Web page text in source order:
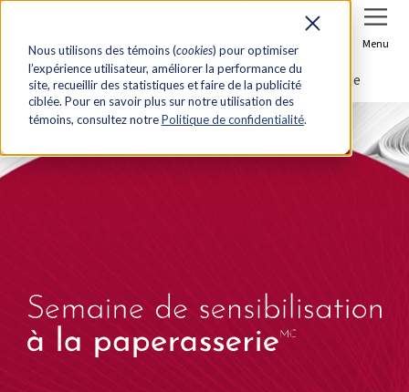
Nous utilisons des témoins (cookies) pour optimiser
l’expérience utilisateur, améliorer la performance du
site, recueillir des statistiques et faire de la publicité
ciblée. Pour en savoir plus sur notre utilisation des
témoins, consultez notrePolitique de confidentialité.
Se connecter Menu
Accueil Semaine de sensibilisation à la paperasserie